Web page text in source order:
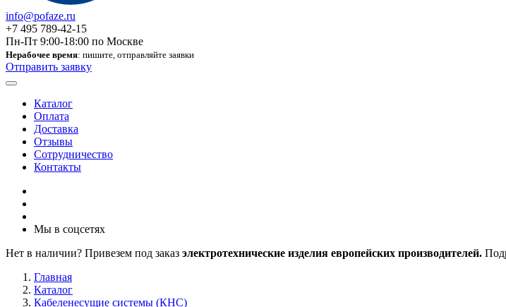
info@pofaze.ru
+7 495 789-42-15
Пн-Пт 9:00-18:00 по Москве
Нерабочее время: пишите, отправляйте заявки
Отправить заявку
Каталог
Оплата
Доставка
Отзывы
Сотрудничество
Контакты
Мы в соцсетях
Нет в наличии? Привезем под заказ электротехнические изделия европейских производителей.
Главная
Каталог
Кабеленесущие системы (КНС)